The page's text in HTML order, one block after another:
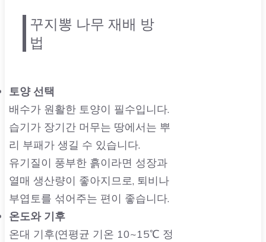
꾸지뽕 나무 재배 방
법
토양 선택
배수가 원활한 토양이 필수입니다.
습기가 장기간 머무는 땅에서는 뿌
리 부패가 생길 수 있습니다.
유기질이 풍부한 흙이라면 성장과
열매 생산량이 좋아지므로, 퇴비나
부엽토를 섞어주는 편이 좋습니다.
온도와 기후
온대 기후(연평균 기온 10~15℃ 정